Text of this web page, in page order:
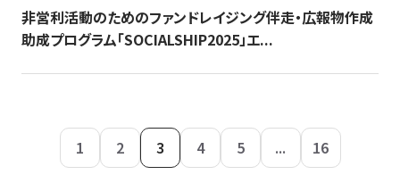
非営利活動のためのファンドレイジング伴走・広報物作成
助成プログラム「SOCIALSHIP2025」エ...
1 2 3 4 5 ... 16